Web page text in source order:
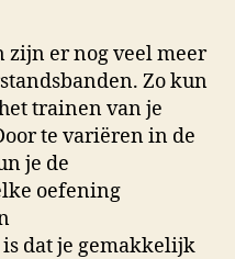
zijn er nog veel meer
Zo kun
trainen van je
te variëren in de
je de
oefening
dat je gemakkelijk